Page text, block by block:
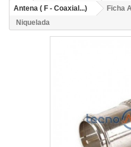
Antena ( F - Coaxial...)
Ficha
Niquelada